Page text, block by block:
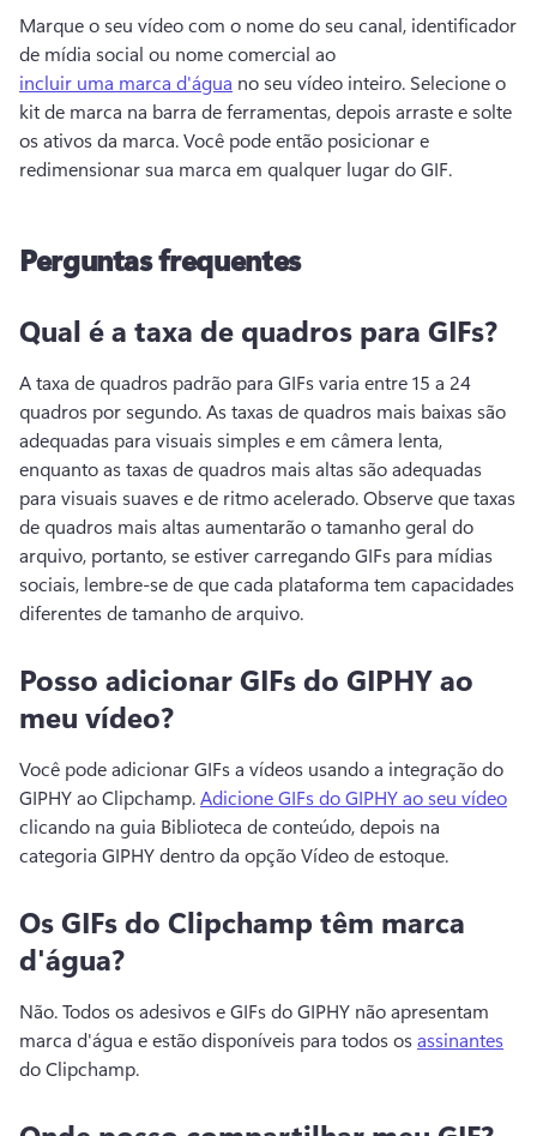
Marque o seu vídeo com o nome do seu canal, identificador
de mídia social ou nome comercial ao
incluir uma marca d'água no seu vídeo inteiro. Selecione o
kit de marca na barra de ferramentas, depois arraste e solte
os ativos da marca. Você pode então posicionar e
redimensionar sua marca em qualquer lugar do GIF.
Perguntas frequentes
Qual é a taxa de quadros para GIFs?
A taxa de quadros padrão para GIFs varia entre 15 a 24
quadros por segundo. As taxas de quadros mais baixas são
adequadas para visuais simples e em câmera lenta,
enquanto as taxas de quadros mais altas são adequadas
para visuais suaves e de ritmo acelerado. Observe que taxas
de quadros mais altas aumentarão o tamanho geral do
arquivo, portanto, se estiver carregando GIFs para mídias
sociais, lembre-se de que cada plataforma tem capacidades
diferentes de tamanho de arquivo.
Posso adicionar GIFs do GIPHY ao
meu vídeo?
Você pode adicionar GIFs a vídeos usando a integração do
GIPHY ao Clipchamp. Adicione GIFs do GIPHY ao seu vídeo
clicando na guia Biblioteca de conteúdo, depois na
categoria GIPHY dentro da opção Vídeo de estoque.
Os GIFs do Clipchamp têm marca
d'água?
Não. Todos os adesivos e GIFs do GIPHY não apresentam
marca d'água e estão disponíveis para todos os assinantes
do Clipchamp.